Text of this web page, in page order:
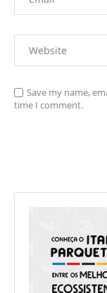
Save my name,
time I comment.